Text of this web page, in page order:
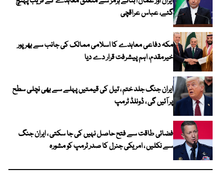
گئے، عباس عراقچی
مکہ دفاعی معاہدے کا اسلامی ممالک کی جانب سے بھرپور
خیرمقدم، اہم پیشرفت قرار دے دیا
ایران جنگ جلد ختم ، تیل کی قیمتیں پہلے سے بھی نچلی سطح
پر آئیں گی ، ڈونلڈ ٹرمپ
فضائی طاقت سے فتح حاصل نہیں کی جا سکتی ، ایران جنگ
سے نکلیں ، امریکی جنرل کا صدر ٹرمپ کو مشورہ